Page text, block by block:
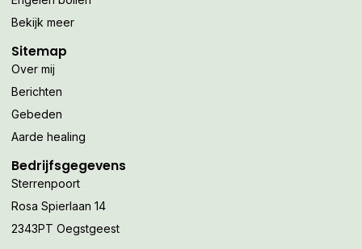
Bekijk meer
Sitemap
Over mij
Berichten
Gebeden
Aarde healing
Bedrijfsgegevens
Sterrenpoort
Rosa Spierlaan 14
2343PT Oegstgeest